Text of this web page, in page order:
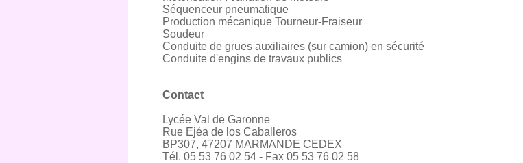
Séquenceur pneumatique
Production mécanique Tourneur-Fraiseur
Soudeur
Conduite de grues auxiliaires (sur camion) en sécurité
Conduite d'engins de travaux publics
Contact
Lycée Val de Garonne
Rue Ejéa de los Caballeros
BP307, 47207 MARMANDE CEDEX
Tél. 05 53 76 02 54 - Fax 05 53 76 02 58